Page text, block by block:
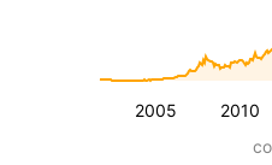
2005 2010